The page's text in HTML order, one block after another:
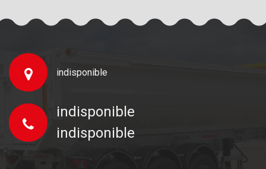
indisponible
indisponible
indisponible